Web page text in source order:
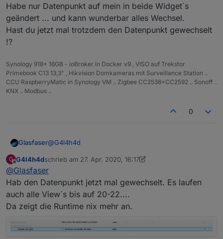
angezeigt
Habe nur Datenpunkt auf mein in beide Widget´s
geändert ... und kann wunderbar alles Wechsel.
Hast du jetzt mal trotzdem den Datenpunkt gewechselt
!?
Synology 918+ 16GB - ioBroker in Docker v9 , VISO auf Trekstor
Primebook C13 13,3" , Hikvision Domkameras mit Surveillance Station ..
CCU RaspberryMatic in Synology VM .. Zigbee CC2538+CC2592 .. Sonoff ..
KNX .. Modbus ..
0
Glasfaser@G4l4h4d
Habe nur Datenpunkt auf mein in beide Widget´s
geändert ... und kann wunderbar alles Wechsel.
Hast du jetzt mal trotzdem den Datenpunkt
gewechselt !?
G
Offline
G4l4h4dschrieb am 27. Apr. 2020, 16:17
zuletzt editiert von G4l4h4d
@Glasfaser
Hab den Datenpunkt jetzt mal gewechselt. Es laufen
auch alle View´s bis auf 20-22....
Da zeigt die Runtime nix mehr an.